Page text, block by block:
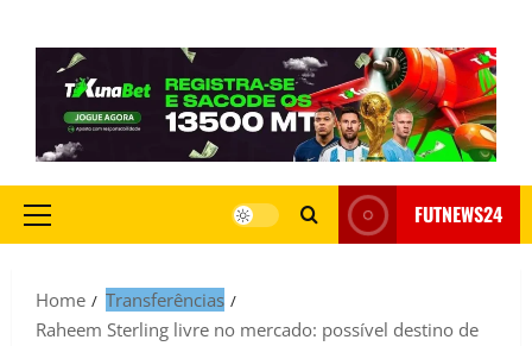
FUTNEWS24
Home
Transferências
Raheem Sterling livre no mercado: possível destino de